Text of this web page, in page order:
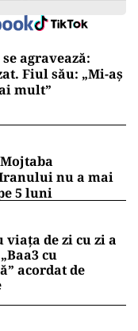
agravează:
Fiul său: „Mi-aș
mult”
nu a mai
5 luni
viața de zi cu zi a
cu
acordat de